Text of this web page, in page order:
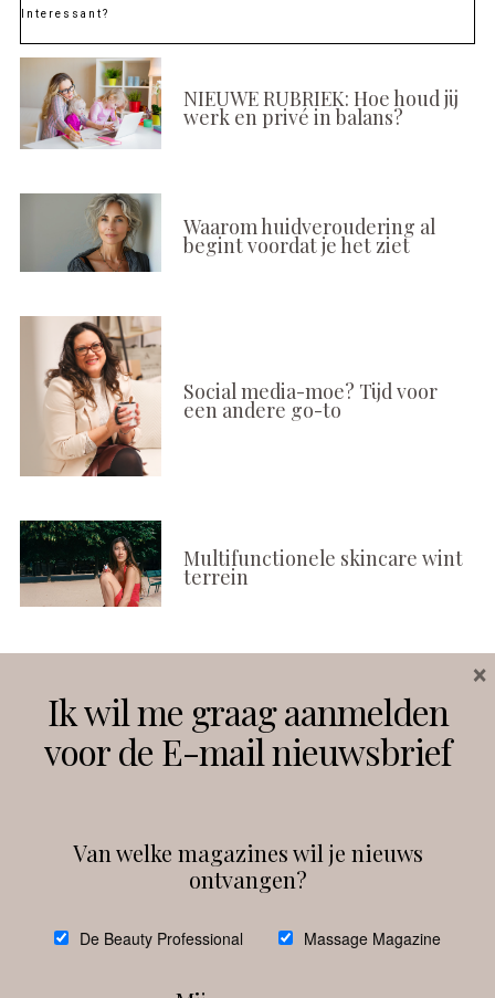
Interessant?
NIEUWE RUBRIEK: Hoe houd jij
werk en privé in balans?
Waarom huidveroudering al
begint voordat je het ziet
Social media-moe? Tijd voor
een andere go-to
Multifunctionele skincare wint
terrein
Instagram Facebook
debeautyprofessional
Ik wil me graag aanmelden
voor de E-mail nieuwsbrief
Van welke magazines wil je nieuws
ontvangen?
De Beauty Professional Massage Magazine
×